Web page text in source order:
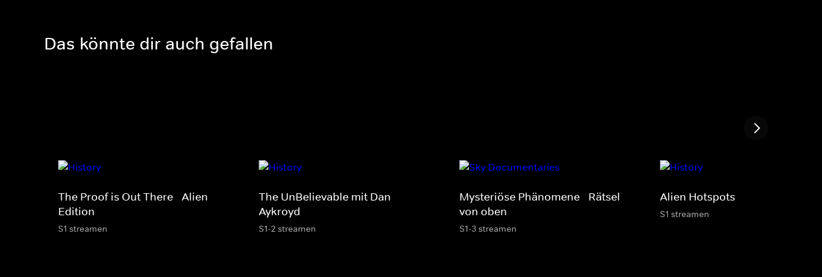
Das könnte dir auch gefallen
The Proof is Out There - Alien
Edition
S1 streamen
The UnBelievable mit Dan
Aykroyd
S1-2 streamen
Mysteriöse Phänomene - Rätsel
von oben
S1-3 streamen
Alien Hotspots
S1 streamen